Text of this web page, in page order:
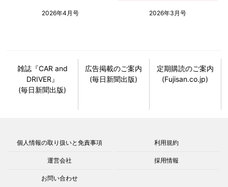
2026年4月号 2026年3月号
雑誌『CAR and
DRIVER』
(毎日新聞出版)
広告掲載のご案内
(毎日新聞出版)
定期購読のご案内
(Fujisan.co.jp)
個人情報の取り扱いと免責事項 利用規約
運営会社 採用情報
お問い合わせ